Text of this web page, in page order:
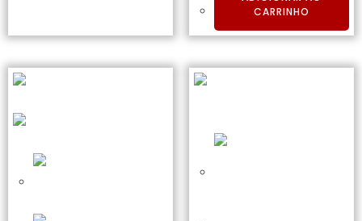
CARRINHO